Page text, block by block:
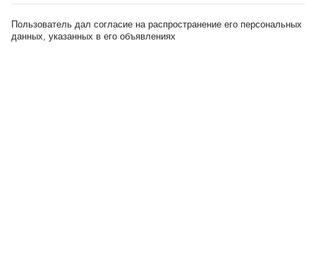
Пользователь дал согласие на распространение его персональных
данных, указанных в его объявлениях